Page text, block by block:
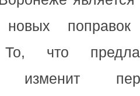
То, что
изменит